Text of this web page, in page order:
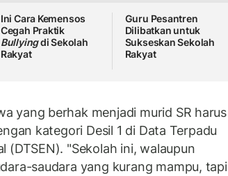
Ini Cara Kemensos
Cegah Praktik
Bullyingdi Sekolah
Rakyat
Guru Pesantren
Dilibatkan untuk
Sukseskan Sekolah
Rakyat
yang berhak menjadi murid SR harus
kategori Desil 1 di Data Terpadu
(DTSEN). "Sekolah ini, walaupun
saudara yang kurang mampu, tapi